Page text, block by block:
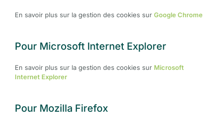
En savoir plus sur la gestion des cookies sur Google Chrome
Pour Microsoft Internet Explorer
En savoir plus sur la gestion des cookies sur Microsoft
Internet Explorer
Pour Mozilla Firefox